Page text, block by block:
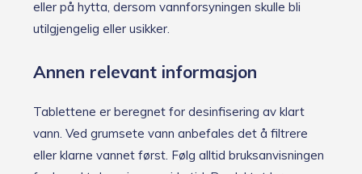
eller på hytta, dersom vannforsyningen skulle bli
utilgjengelig eller usikker.
Annen relevant informasjon
Tablettene er beregnet for desinfisering av klart
vann. Ved grumsete vann anbefales det å filtrere
eller klarne vannet først. Følg alltid bruksanvisningen